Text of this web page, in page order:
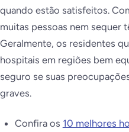
quando estão satisfeitos.
muitas pessoas nem sequer
Geralmente, os residentes
hospitais em regiões bem
seguro se suas
graves.
Confira os 10 melhores